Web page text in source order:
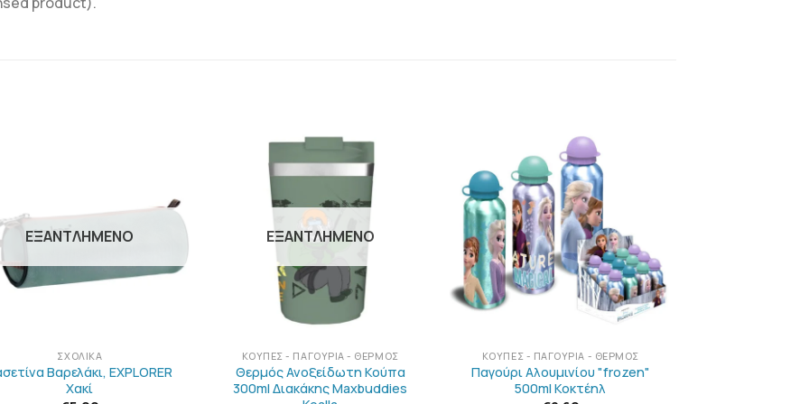
ΕΠΙΘΥΜΙΏΝ
ΕΞΑΝΤΛΗΜΈΝΟ
ΣΧΟΛΙΚΆ
Βαρελάκι, EXPLORER
Χακί
ΠΡΟΣΘΉΚΗ
ΣΤΗΝ
ΛΊΣΤΑ
ΕΞΑΝΤΛΗΜΈΝΟ
ΚΟΎΠΕΣ - ΠΑΓΟΎΡΙΑ - ΘΕΡΜΌΣ
Θερμός Ανοξείδωτη Κούπα
300ml Διακάκης Maxbuddies
ΠΡΟΣΘΉΚΗ
ΕΠΙΘΥΜΙΏΝ
ΚΟΎΠΕΣ - ΠΑΓΟΎΡΙΑ - ΘΕΡΜΌΣ
Παγούρι Αλουμινίου "frozen"
500ml Κοκτέηλ